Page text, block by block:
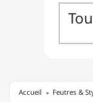
Accueil Feutres &